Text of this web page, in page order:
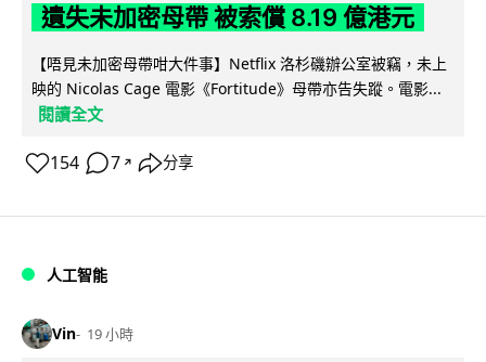
遺失未加密母帶 被索償 8.19 億港元
【唔見未加密母帶咁大件事】Netflix 洛杉磯辦公室被竊，未上
映的 Nicolas Cage 電影《Fortitude》母帶亦告失蹤。電影...
閱讀全文
154 7 ↗ 分享
人工智能
Vin 19 小時